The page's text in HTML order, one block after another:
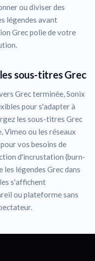
ou diviser des
légendes avant
Grec polie de votre
sous-titres Grec
Grec terminée, Sonix
pour s'adapter à
les sous-titres Grec
Vimeo ou les réseaux
vos besoins de
d'incrustation (burn-
légendes Grec dans
s'affichent
ou plateforme sans